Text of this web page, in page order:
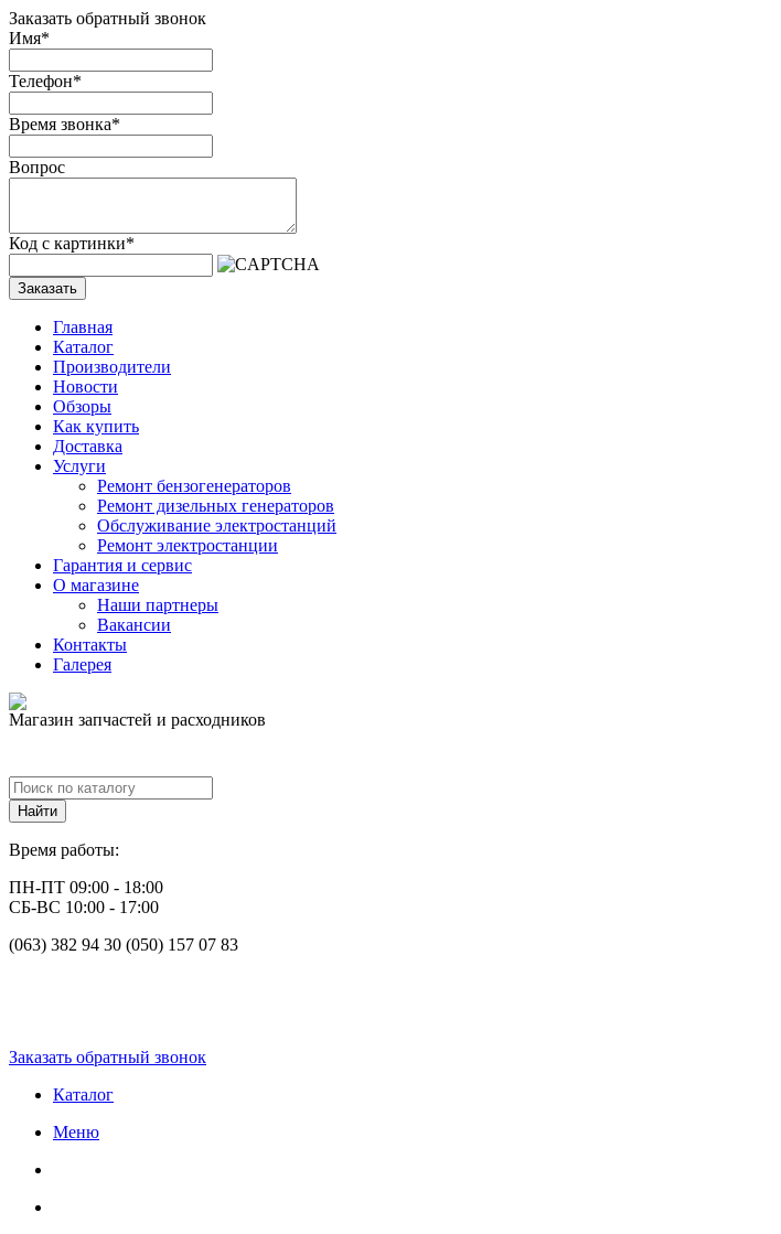
Заказать обратный звонок
Имя*
Телефон*
Время звонка*
Вопрос
Код с картинки*
Заказать
Главная
Каталог
Производители
Новости
Обзоры
Как купить
Доставка
Услуги
Ремонт бензогенераторов
Ремонт дизельных генераторов
Обслуживание электростанций
Ремонт электростанции
Гарантия и сервис
О магазине
Наши партнеры
Вакансии
Контакты
Галерея
Магазин запчастей и расходников
Время работы:
ПН-ПТ 09:00 - 18:00
СБ-ВС 10:00 - 17:00
(063) 382 94 30 (050) 157 07 83
Заказать обратный звонок
Каталог
Меню